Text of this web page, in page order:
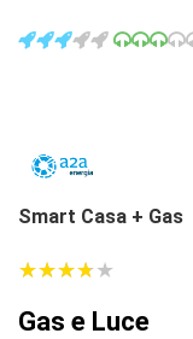
Smart Casa + Gas
★★★★★
★★★★★
Gas e Luce